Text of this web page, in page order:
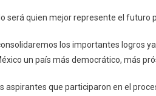
será quien mejor represente el futuro
los importantes logros
un país más democrático, más
aspirantes que participaron en el